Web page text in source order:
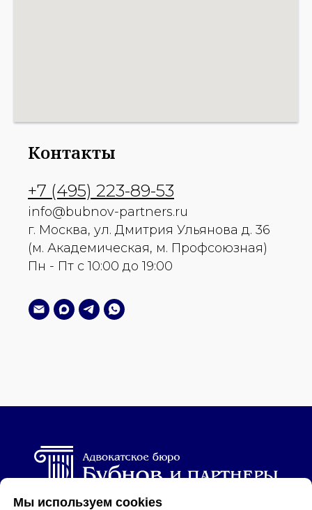
Мы используем cookies
Контакты
+7 (495) 223-89-53
info@bubnov-partners.ru
г. Москва, ул. Дмитрия Ульянова д. 36
(м. Академическая, м. Профсоюзная)
Пн - Пт с 10:00 до 19:00